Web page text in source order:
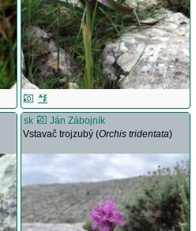
sk
Ján Zábojník
Vstavač trojzubý (Orchis tridentata)